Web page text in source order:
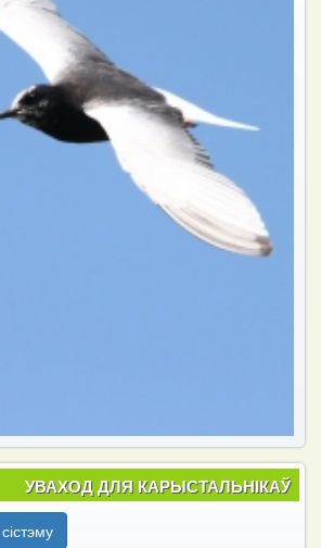
УВАХОД ДЛЯ КАРЫСТАЛЬНІКАЎ